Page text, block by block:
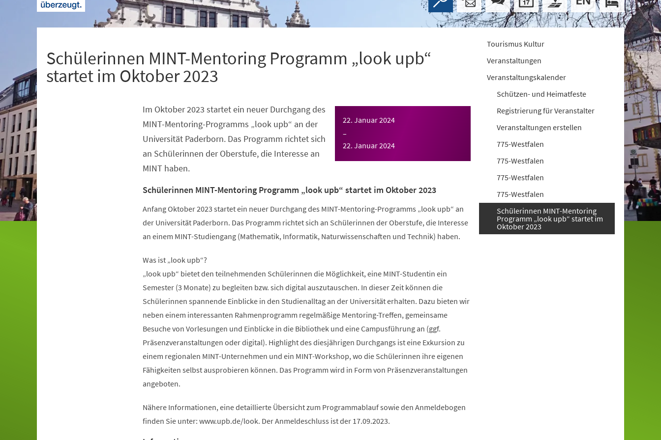
Schülerinnen MINT-Mentoring Programm „look upb“
startet im Oktober 2023
22. Januar 2024
–
22. Januar 2024
Im Oktober 2023 startet ein neuer Durchgang des
MINT-Mentoring-Programms „look upb“ an der
Universität Paderborn. Das Programm richtet sich
an Schülerinnen der Oberstufe, die Interesse an
MINT haben.
Schülerinnen MINT-Mentoring Programm „look upb“ startet im Oktober 2023
Anfang Oktober 2023 startet ein neuer Durchgang des MINT-Mentoring-Programms „look upb“ an
der Universität Paderborn. Das Programm richtet sich an Schülerinnen der Oberstufe, die Interesse
an einem MINT-Studiengang (Mathematik, Informatik, Naturwissenschaften und Technik) haben.
Was ist „look upb“?
„look upb“ bietet den teilnehmenden Schülerinnen die Möglichkeit, eine MINT-Studentin ein
Semester (3 Monate) zu begleiten bzw. sich digital auszutauschen. In dieser Zeit können die
Schülerinnen spannende Einblicke in den Studienalltag an der Universität erhalten. Dazu bieten wir
neben einem interessanten Rahmenprogramm regelmäßige Mentoring-Treffen, gemeinsame
Besuche von Vorlesungen und Einblicke in die Bibliothek und eine Campusführung an (ggf.
Präsenzveranstaltungen oder digital). Highlight des diesjährigen Durchgangs ist eine Exkursion zu
einem regionalen MINT-Unternehmen und ein MINT-Workshop, wo die Schülerinnen ihre eigenen
Fähigkeiten selbst ausprobieren können. Das Programm wird in Form von Präsenzveranstaltungen
angeboten.
Nähere Informationen, eine detaillierte Übersicht zum Programmablauf sowie den Anmeldebogen
finden Sie unter: www.upb.de/look. Der Anmeldeschluss ist der 17.09.2023.
Tourismus Kultur
Veranstaltungen
Veranstaltungskalender
Schützen- und Heimatfeste
Registrierung für Veranstalter
Veranstaltungen erstellen
775-Westfalen
775-Westfalen
775-Westfalen
775-Westfalen
Schülerinnen MINT-Mentoring
Programm „look upb“ startet im
Oktober 2023